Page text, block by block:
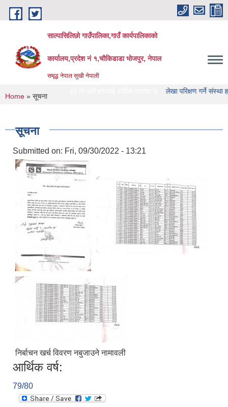
Skip to main content
साल्पासिलिछो गाउँपालिका,गाउँ कार्यपालिकाको
कार्यालय,प्रदेश नं १,चौकिडाडा भोजपुर, नेपाल
समृद्ध नेपाल सुखी नेपाली
लेखा परिक्षण गर्ने संस्था हरु को
You are here
Home » सूचना
सूचना
Submitted on: Fri, 09/30/2022 - 13:21
निर्बाचन खर्च विवरण नबुजाउने नामावली
आर्थिक वर्ष:
79/80